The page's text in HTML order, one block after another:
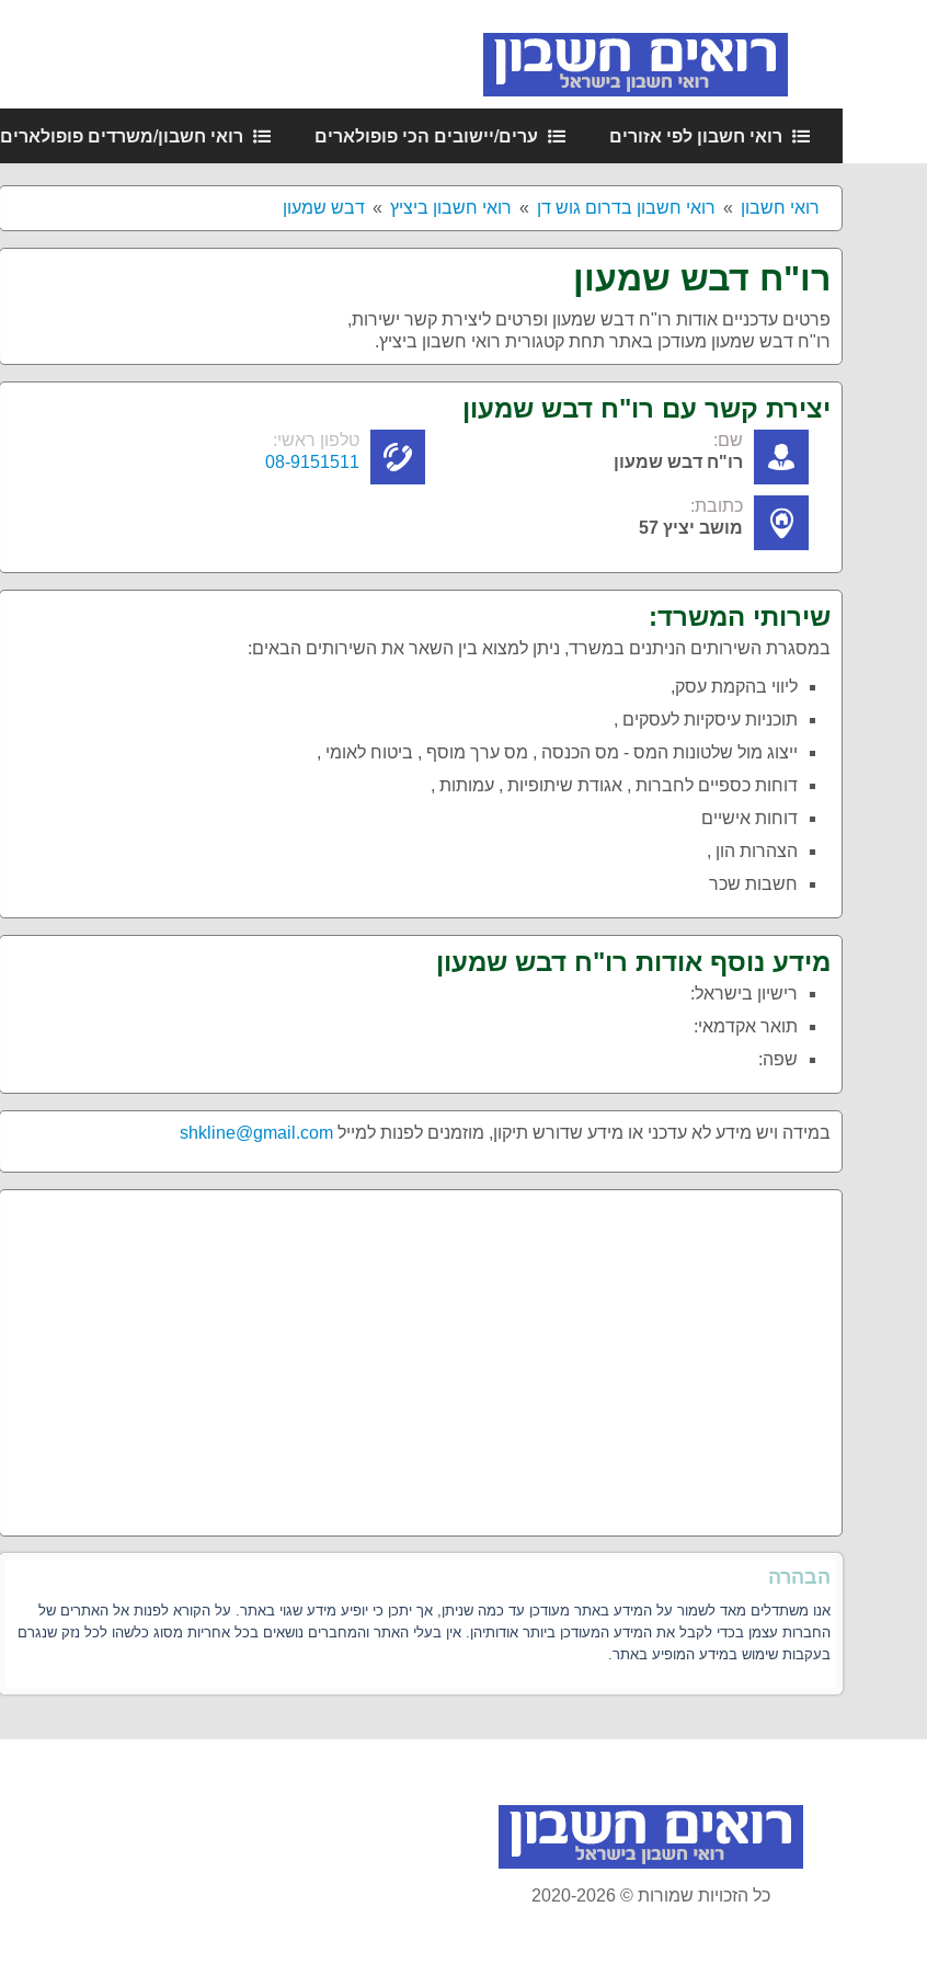
רואי חשבון לפי אזורים ערים/יישובים הכי פופולארים רואי חשבון/משרדים פופולארים
רואי חשבון רואי חשבון בדרום גוש דן רואי חשבון ביציץ דבש שמעון
רו"ח דבש שמעון
פרטים עדכניים אודות רו"ח דבש שמעון ופרטים ליצירת קשר ישירות,
רו"ח דבש שמעון מעודכן באתר תחת קטגורית רואי חשבון ביציץ.
יצירת קשר עם רו"ח דבש שמעון
שם:
רו"ח דבש שמעון
טלפון ראשי:
08-9151511
כתובת:
מושב יציץ 57
שירותי המשרד:
במסגרת השירותים הניתנים במשרד, ניתן למצוא בין השאר את השירותים הבאים:
ליווי בהקמת עסק,
תוכניות עיסקיות לעסקים ,
ייצוג מול שלטונות המס - מס הכנסה , מס ערך מוסף , ביטוח לאומי ,
דוחות כספיים לחברות , אגודת שיתופיות , עמותות ,
דוחות אישיים
הצהרות הון ,
חשבות שכר
מידע נוסף אודות רו"ח דבש שמעון
רישיון בישראל:
תואר אקדמאי:
שפה:
במידה ויש מידע לא עדכני או מידע שדורש תיקון, מוזמנים לפנות למייל shkline@gmail.com
הבהרה
אנו משתדלים מאד לשמור על המידע באתר מעודכן עד כמה שניתן, אך יתכן כי יופיע מידע שגוי באתר. על הקורא לפנות אל האתרים של
החברות עצמן בכדי לקבל את המידע המעודכן ביותר אודותיהן. אין בעלי האתר והמחברים נושאים בכל אחריות מסוג כלשהו לכל נזק שנגרם
בעקבות שימוש במידע המופיע באתר.
כל הזכויות שמורות © 2020-2026